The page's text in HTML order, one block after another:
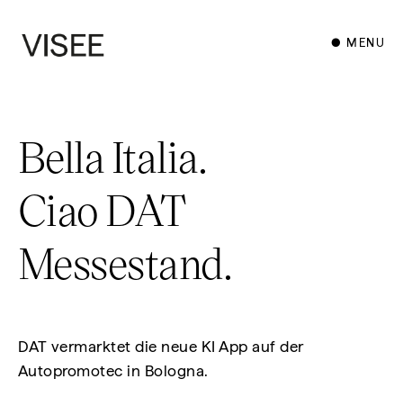
● MENU
Bella Italia.
Ciao DAT
Messestand.
DAT vermarktet die neue KI App auf der
Autopromotec in Bologna.